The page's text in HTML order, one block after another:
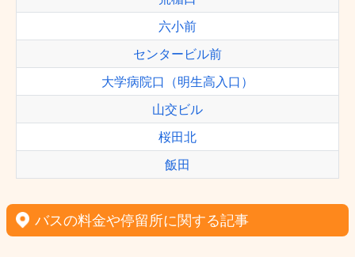
六小前
センタービル前
大学病院口（明生高入口）
山交ビル
桜田北
飯田
バスの料金や停留所に関する記事